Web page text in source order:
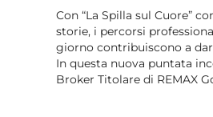
Con “La Spilla sul Cuore”
storie, i percorsi
giorno contribuiscono a
In questa nuova puntata
Broker Titolare di REMAX